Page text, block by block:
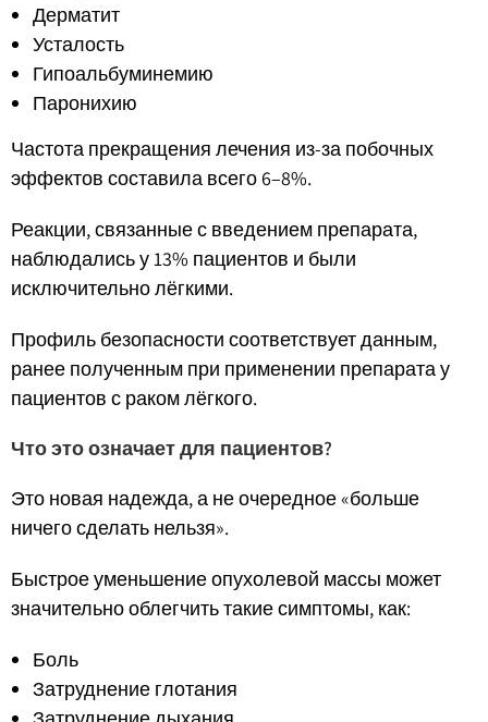
Дерматит
Усталость
Гипоальбуминемию
Паронихию
Частота прекращения лечения из-за побочных
эффектов составила всего 6–8%.
Реакции, связанные с введением препарата,
наблюдались у 13% пациентов и были
исключительно лёгкими.
Профиль безопасности соответствует данным,
ранее полученным при применении препарата у
пациентов с раком лёгкого.
Что это означает для пациентов?
Это новая надежда, а не очередное «больше
ничего сделать нельзя».
Быстрое уменьшение опухолевой массы может
значительно облегчить такие симптомы, как:
Боль
Затруднение глотания